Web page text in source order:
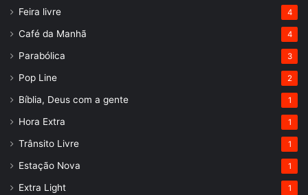
Feira livre 4
Café da Manhã 4
Parabólica 3
Pop Line 2
Bíblia, Deus com a gente 1
Hora Extra 1
Trânsito Livre 1
Estação Nova 1
Extra Light 1